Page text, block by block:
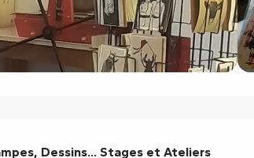
Dessins... Stages et Ateliers